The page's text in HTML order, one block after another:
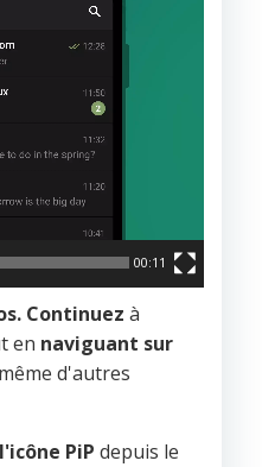
00:11
Continuez à
en naviguant sur
d'autres
l'icône PiP depuis le